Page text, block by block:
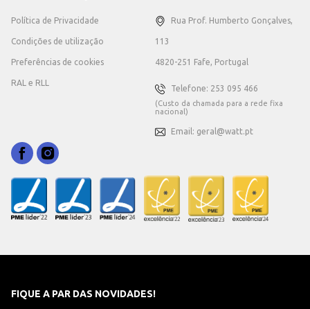
Política de Privacidade
Condições de utilização
Preferências de cookies
RAL e RLL
Rua Prof. Humberto Gonçalves,
113
4820-251 Fafe, Portugal
Telefone: 253 095 466
(Custo da chamada para a rede fixa
nacional)
Email: geral@watt.pt
FIQUE A PAR DAS NOVIDADES!